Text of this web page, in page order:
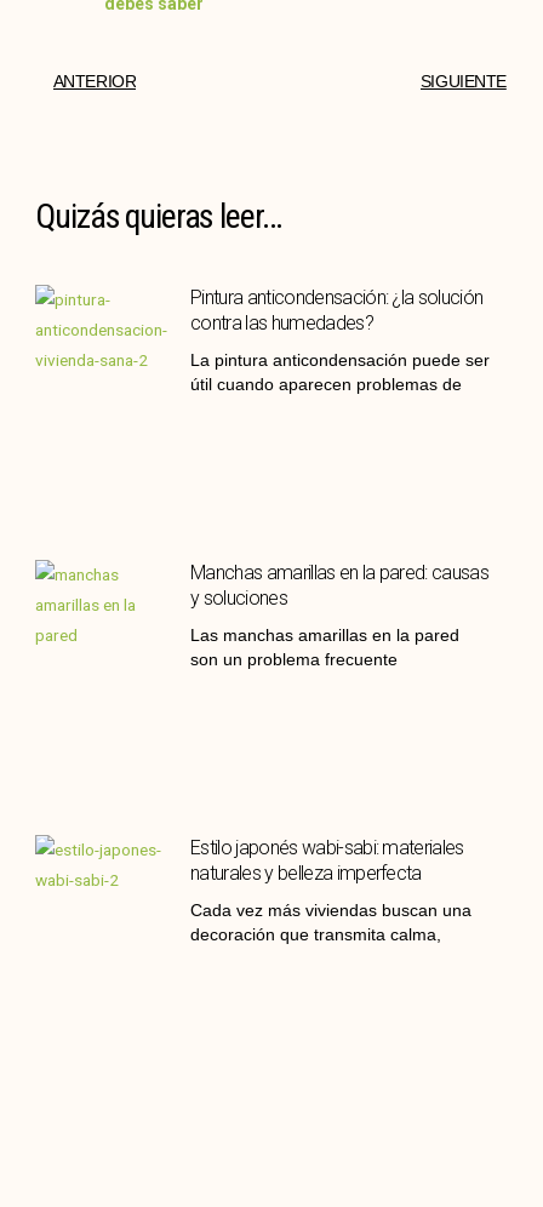
ANTERIOR SIGUIENTE
Quizás quieras leer...
Pintura anticondensación: ¿la solución
contra las humedades?
La pintura anticondensación puede ser
útil cuando aparecen problemas de
Manchas amarillas en la pared: causas
y soluciones
Las manchas amarillas en la pared
son un problema frecuente
Estilo japonés wabi-sabi: materiales
naturales y belleza imperfecta
Cada vez más viviendas buscan una
decoración que transmita calma,